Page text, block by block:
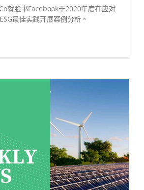
就脸书Facebook于2020年度在应对
最佳实践开展案例分析。